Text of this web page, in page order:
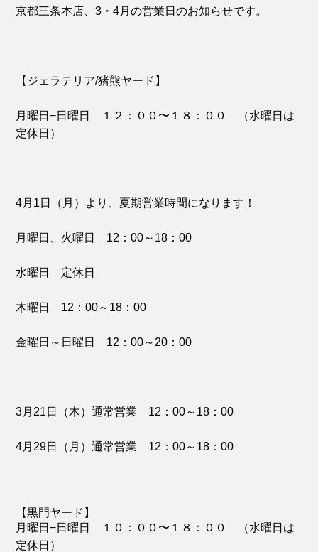
京都三条本店、3・4月の営業日のお知らせです。
【ジェラテリア/猪熊ヤード】
月曜日−日曜日 １２：００〜１８：００ （水曜日は
定休日）
4月1日（月）より、夏期営業時間になります！
月曜日、火曜日 12：00～18：00
水曜日 定休日
木曜日 12：00～18：00
金曜日～日曜日 12：00～20：00
3月21日（木）通常営業 12：00～18：00
4月29日（月）通常営業 12：00～18：00
【黒門ヤード】
月曜日−日曜日 １０：００〜１８：００ （水曜日は
定休日）